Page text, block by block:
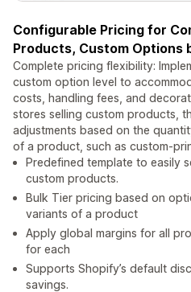
Configurable Pricing for
Products, Custom Options
Complete pricing flexibility:
custom option level to
costs, handling fees, and
stores selling custom products,
adjustments based on the
of a product, such as custom-
Predefined template to easily
custom products.
Bulk Tier pricing based on
variants of a product
Apply global margins for all
for each
Supports Shopify’s default
savings.